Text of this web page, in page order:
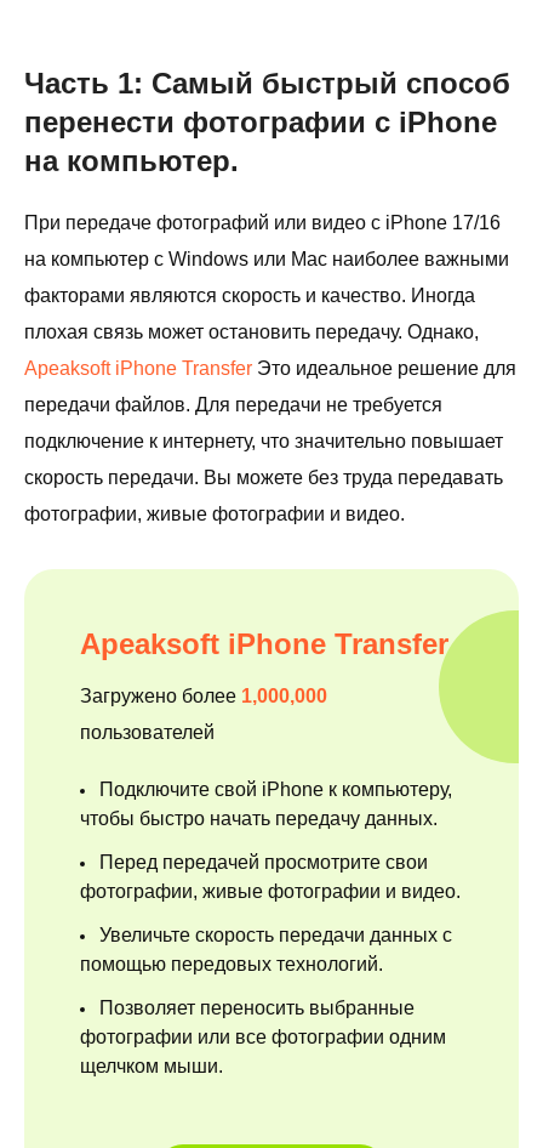
Часть 1: Самый быстрый способ
перенести фотографии с iPhone
на компьютер.
При передаче фотографий или видео с iPhone 17/16
на компьютер с Windows или Mac наиболее важными
факторами являются скорость и качество. Иногда
плохая связь может остановить передачу. Однако,
Apeaksoft iPhone Transfer Это идеальное решение для
передачи файлов. Для передачи не требуется
подключение к интернету, что значительно повышает
скорость передачи. Вы можете без труда передавать
фотографии, живые фотографии и видео.
Apeaksoft iPhone Transfer
Загружено более 1,000,000
пользователей
Подключите свой iPhone к компьютеру,
чтобы быстро начать передачу данных.
Перед передачей просмотрите свои
фотографии, живые фотографии и видео.
Увеличьте скорость передачи данных с
помощью передовых технологий.
Позволяет переносить выбранные
фотографии или все фотографии одним
щелчком мыши.